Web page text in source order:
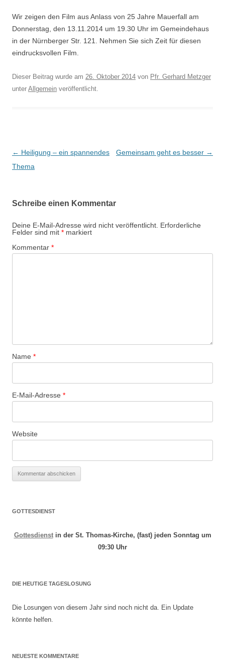
Wir zeigen den Film aus Anlass von 25 Jahre Mauerfall am
Donnerstag, den 13.11.2014 um 19.30 Uhr im Gemeindehaus
in der Nürnberger Str. 121. Nehmen Sie sich Zeit für diesen
eindrucksvollen Film.
Dieser Beitrag wurde am 26. Oktober 2014 von Pfr. Gerhard Metzger
unter Allgemein veröffentlicht.
Beitragsnavigation
← Heiligung – ein spannendes
Thema
Gemeinsam geht es besser →
Schreibe einen Kommentar
Deine E-Mail-Adresse wird nicht veröffentlicht. Erforderliche
Felder sind mit * markiert
Kommentar *
Name *
E-Mail-Adresse *
Website
GOTTESDIENST
Gottesdienstin der St. Thomas-Kirche, (fast) jeden Sonntag um
09:30 Uhr
DIE HEUTIGE TAGESLOSUNG
Die Losungen von diesem Jahr sind noch nicht da. Ein Update
könnte helfen.
NEUESTE KOMMENTARE